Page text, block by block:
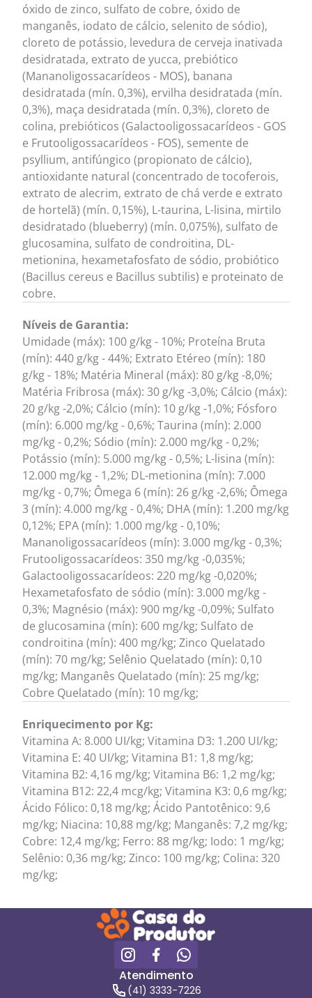
óxido de zinco, sulfato de cobre, óxido de
manganês, iodato de cálcio, selenito de sódio),
cloreto de potássio, levedura de cerveja inativada
desidratada, extrato de yucca, prebiótico
(Mananoligossacarídeos - MOS), banana
desidratada (mín. 0,3%), ervilha desidratada (mín.
0,3%), maça desidratada (mín. 0,3%), cloreto de
colina, prebióticos (Galactooligossacarídeos - GOS
e Frutooligossacarídeos - FOS), semente de
psyllium, antifúngico (propionato de cálcio),
antioxidante natural (concentrado de tocoferois,
extrato de alecrim, extrato de chá verde e extrato
de hortelã) (mín. 0,15%), L-taurina, L-lisina, mirtilo
desidratado (blueberry) (mín. 0,075%), sulfato de
glucosamina, sulfato de condroitina, DL-
metionina, hexametafosfato de sódio, probiótico
(Bacillus cereus e Bacillus subtilis) e proteinato de
cobre.
Níveis de Garantia:
Umidade (máx): 100 g/kg - 10%; Proteína Bruta
(mín): 440 g/kg - 44%; Extrato Etéreo (mín): 180
g/kg - 18%; Matéria Mineral (máx): 80 g/kg -8,0%;
Matéria Fribrosa (máx): 30 g/kg -3,0%; Cálcio (máx):
20 g/kg -2,0%; Cálcio (mín): 10 g/kg -1,0%; Fósforo
(mín): 6.000 mg/kg - 0,6%; Taurina (mín): 2.000
mg/kg - 0,2%; Sódio (mín): 2.000 mg/kg - 0,2%;
Potássio (mín): 5.000 mg/kg - 0,5%; L-lisina (mín):
12.000 mg/kg - 1,2%; DL-metionina (mín): 7.000
mg/kg - 0,7%; Ômega 6 (mín): 26 g/kg -2,6%; Ômega
3 (mín): 4.000 mg/kg - 0,4%; DHA (mín): 1.200 mg/kg
0,12%; EPA (mín): 1.000 mg/kg - 0,10%;
Mananoligossacarídeos (mín): 3.000 mg/kg - 0,3%;
Frutooligossacarídeos: 350 mg/kg -0,035%;
Galactooligossacarídeos: 220 mg/kg -0,020%;
Hexametafosfato de sódio (mín): 3.000 mg/kg -
0,3%; Magnésio (máx): 900 mg/kg -0,09%; Sulfato
de glucosamina (mín): 600 mg/kg; Sulfato de
condroitina (mín): 400 mg/kg; Zinco Quelatado
(mín): 70 mg/kg; Selênio Quelatado (mín): 0,10
mg/kg; Manganês Quelatado (mín): 25 mg/kg;
Cobre Quelatado (mín): 10 mg/kg;
Enriquecimento por Kg:
Vitamina A: 8.000 UI/kg; Vitamina D3: 1.200 UI/kg;
Vitamina E: 40 UI/kg; Vitamina B1: 1,8 mg/kg;
Vitamina B2: 4,16 mg/kg; Vitamina B6: 1,2 mg/kg;
Vitamina B12: 22,4 mcg/kg; Vitamina K3: 0,6 mg/kg;
Ácido Fólico: 0,18 mg/kg; Ácido Pantotênico: 9,6
mg/kg; Niacina: 10,88 mg/kg; Manganês: 7,2 mg/kg;
Cobre: 12,4 mg/kg; Ferro: 88 mg/kg; Iodo: 1 mg/kg;
Selênio: 0,36 mg/kg; Zinco: 100 mg/kg; Colina: 320
mg/kg;
Atendimento
(41) 3333-7226